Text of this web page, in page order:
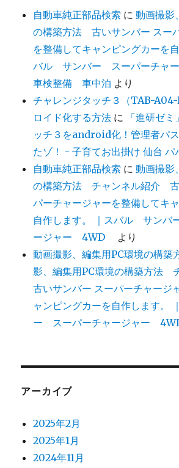
自動車純正部品検索 に動画撮影
の構築方法 古いサンバー スー
を整備してキャンピングカーを
バル サンバー スーパーチャ
車検整備 車中泊 より
チャレンジタッチ３（TAB-A04-
ロイド化する方法 に
「進研ゼ
ッチ３をandroid化！管理者パ
たゾ！ - 子育てお出掛け 仙台 パ
自動車純正部品検索 に動画撮影
の構築方法 チャンネル紹介 古
パーチャージャーを整備してキ
自作します。 ｜スバル サンバ
ージャー 4WD
より
動画撮影、編集用PC環境の構築
影、編集用PC環境の構築方法
古いサンバー スーパーチャージ
ャンピングカーを自作します。
ー スーパーチャージャー
アーカイブ
2025年2月
2025年1月
2024年11月